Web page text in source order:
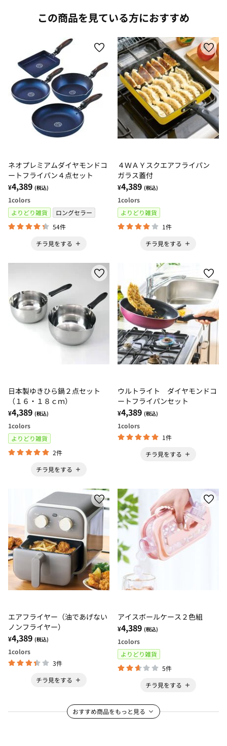
この商品を見ている方におすすめ
ネオプレミアムダイヤモンドコ
ートフライパン４点セット
¥4,389 (税込)
1colors
よりどり雑貨
ロングセラー
54件
チラ見をする
４ＷＡＹスクエアフライパン
ガラス蓋付
¥4,389 (税込)
1colors
よりどり雑貨
1件
チラ見をする
日本製ゆきひら鍋２点セット
（１６・１８ｃｍ）
¥4,389 (税込)
1colors
よりどり雑貨
2件
チラ見をする
ウルトライト ダイヤモンドコ
ートフライパンセット
¥4,389 (税込)
1colors
1件
チラ見をする
エアフライヤー（油であげない
ノンフライヤー）
¥4,389 (税込)
1colors
3件
チラ見をする
アイスボールケース２色組
¥4,389 (税込)
1colors
よりどり雑貨
5件
チラ見をする
おすすめ商品をもっと見る